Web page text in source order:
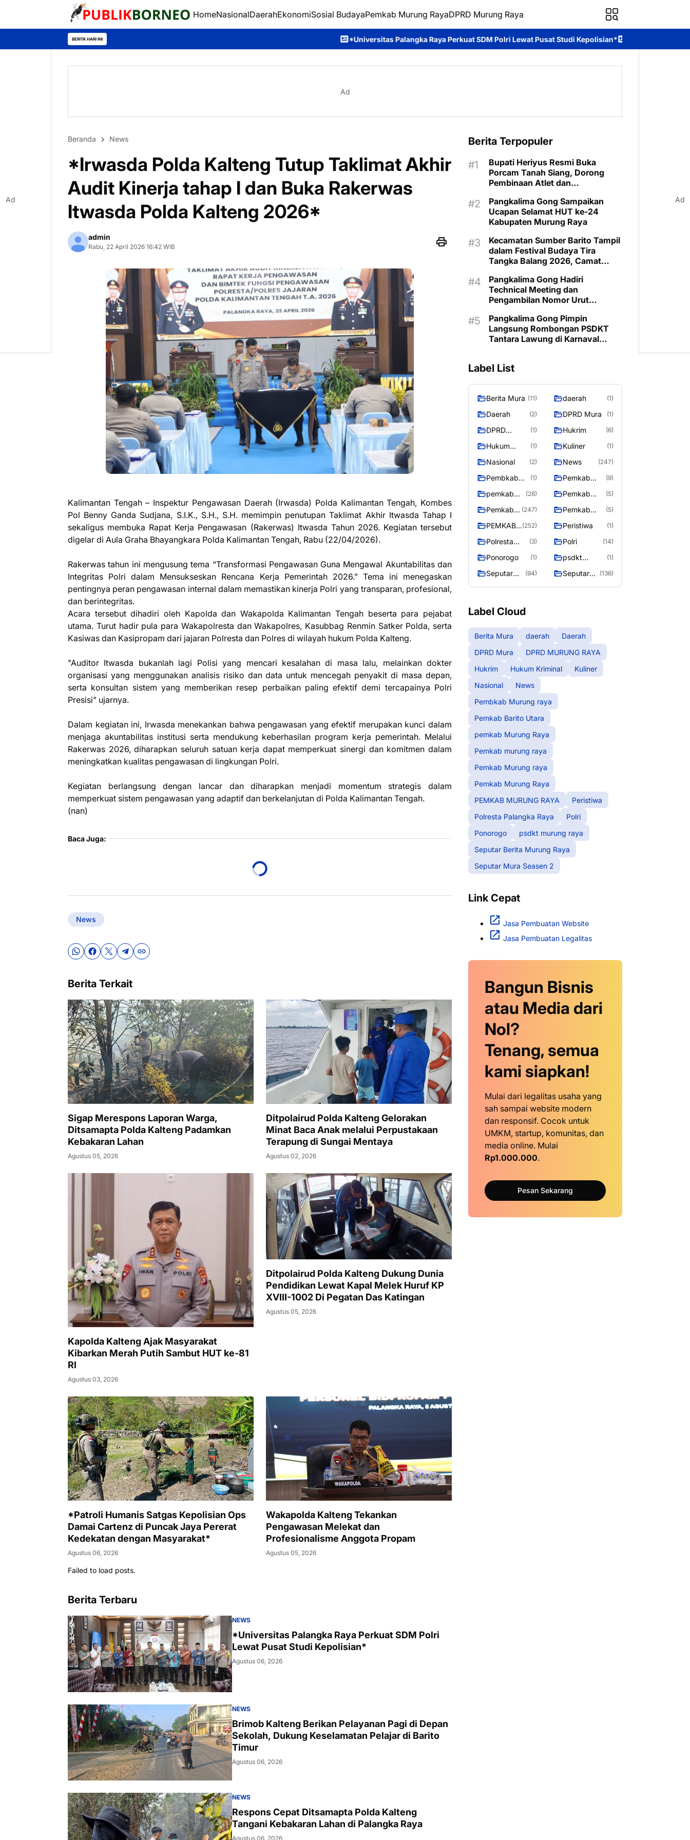
HomeNasionalDaerahEkonomiSosial BudayaPemkab Murung RayaDPRD Murung Raya
BERITA HARI INI *Universitas Palangka Raya Perkuat SDM Polri Lewat Pusat Studi Kepolisian* Brimob Kalteng Berikan Pelayanan Pagi di
Ad
Beranda News
*Irwasda Polda Kalteng Tutup Taklimat Akhir
Audit Kinerja tahap I dan Buka Rakerwas
Itwasda Polda Kalteng 2026*
admin
Rabu, 22 April 2026 16:42 WIB
Kalimantan Tengah – Inspektur Pengawasan Daerah (Irwasda) Polda Kalimantan Tengah, Kombes
Pol Benny Ganda Sudjana, S.I.K., S.H., S.H. memimpin penutupan Taklimat Akhir Itwasda Tahap I
sekaligus membuka Rapat Kerja Pengawasan (Rakerwas) Itwasda Tahun 2026. Kegiatan tersebut
digelar di Aula Graha Bhayangkara Polda Kalimantan Tengah, Rabu (22/04/2026).
Rakerwas tahun ini mengusung tema “Transformasi Pengawasan Guna Mengawal Akuntabilitas dan
Integritas Polri dalam Mensukseskan Rencana Kerja Pemerintah 2026.” Tema ini menegaskan
pentingnya peran pengawasan internal dalam memastikan kinerja Polri yang transparan, profesional,
dan berintegritas.
Acara tersebut dihadiri oleh Kapolda dan Wakapolda Kalimantan Tengah beserta para pejabat
utama. Turut hadir pula para Wakapolresta dan Wakapolres, Kasubbag Renmin Satker Polda, serta
Kasiwas dan Kasipropam dari jajaran Polresta dan Polres di wilayah hukum Polda Kalteng.
"Auditor Itwasda bukanlah lagi Polisi yang mencari kesalahan di masa lalu, melainkan dokter
organisasi yang menggunakan analisis risiko dan data untuk mencegah penyakit di masa depan,
serta konsultan sistem yang memberikan resep perbaikan paling efektif demi tercapainya Polri
Presisi" ujarnya.
Dalam kegiatan ini, Irwasda menekankan bahwa pengawasan yang efektif merupakan kunci dalam
menjaga akuntabilitas institusi serta mendukung keberhasilan program kerja pemerintah. Melalui
Rakerwas 2026, diharapkan seluruh satuan kerja dapat memperkuat sinergi dan komitmen dalam
meningkatkan kualitas pengawasan di lingkungan Polri.
Kegiatan berlangsung dengan lancar dan diharapkan menjadi momentum strategis dalam
memperkuat sistem pengawasan yang adaptif dan berkelanjutan di Polda Kalimantan Tengah.
(nan)
Baca Juga:
News
Berita Terkait
Sigap Merespons Laporan Warga,
Ditsamapta Polda Kalteng Padamkan
Kebakaran Lahan
Agustus 05, 2026
Ditpolairud Polda Kalteng Gelorakan
Minat Baca Anak melalui Perpustakaan
Terapung di Sungai Mentaya
Agustus 02, 2026
Kapolda Kalteng Ajak Masyarakat
Kibarkan Merah Putih Sambut HUT ke-81
RI
Agustus 03, 2026
Ditpolairud Polda Kalteng Dukung Dunia
Pendidikan Lewat Kapal Melek Huruf KP
XVIII-1002 Di Pegatan Das Katingan
Agustus 05, 2026
*Patroli Humanis Satgas Kepolisian Ops
Damai Cartenz di Puncak Jaya Pererat
Kedekatan dengan Masyarakat*
Agustus 06, 2026
Wakapolda Kalteng Tekankan
Pengawasan Melekat dan
Profesionalisme Anggota Propam
Agustus 05, 2026
Failed to load posts.
Berita Terbaru
NEWS
*Universitas Palangka Raya Perkuat SDM Polri
Lewat Pusat Studi Kepolisian*
Agustus 06, 2026
NEWS
Brimob Kalteng Berikan Pelayanan Pagi di Depan
Sekolah, Dukung Keselamatan Pelajar di Barito
Timur
Agustus 06, 2026
NEWS
Respons Cepat Ditsamapta Polda Kalteng
Tangani Kebakaran Lahan di Palangka Raya
Agustus 06, 2026
Berita Terpopuler
Bupati Heriyus Resmi Buka
Porcam Tanah Siang, Dorong
Pembinaan Atlet dan
Pangkalima Gong Sampaikan
Ucapan Selamat HUT ke-24
Kabupaten Murung Raya
Kecamatan Sumber Barito Tampil
dalam Festival Budaya Tira
Tangka Balang 2026, Camat
Pangkalima Gong Hadiri
Technical Meeting dan
Pengambilan Nomor Urut
Balang 2026
Pangkalima Gong Pimpin
Langsung Rombongan PSDKT
Tantara Lawung di Karnaval
Label List
Berita Mura (11) daerah (1)
Daerah (2) DPRD Mura (1)
DPRD
RAYA
(1) Hukrim (6)
Hukum
(1) Kuliner (1)
Nasional (2) News (247)
Pembkab
Murung raya
(1)
Pemkab
(9)
pemkab
Raya
(28)
Pemkab
(5)
Pemkab
raya
(247)
Pemkab
Raya
(5)
PEMKAB
RAYA
(252) Peristiwa (1)
Polresta
Raya
(3) Polri (14)
Ponorogo (1)
psdkt
murung raya
(1)
Seputar
Raya
(94)
Seputar
(136)
Label Cloud
Berita Mura daerah
Daerah
DPRD Mura
DPRD MURUNG RAYA
Hukrim
Hukum Kriminal
Kuliner
Nasional
News
Pembkab Murung raya
Pemkab Barito Utara
pemkab Murung Raya
Pemkab murung raya
Pemkab Murung raya
Pemkab Murung Raya
PEMKAB MURUNG RAYA
Peristiwa
Polresta Palangka Raya
Polri
Ponorogo
psdkt murung raya
Seputar Berita Murung Raya
Seputar Mura Seasen 2
Link Cepat
Jasa Pembuatan Website
Jasa Pembuatan Legalitas
Bangun Bisnis
atau Media dari
Nol?
Tenang, semua
kami siapkan!
Mulai dari legalitas usaha yang
sah sampai website modern
dan responsif. Cocok untuk
UMKM, startup, komunitas, dan
media online. Mulai
Rp1.000.000.
Pesan Sekarang
Ad Ad